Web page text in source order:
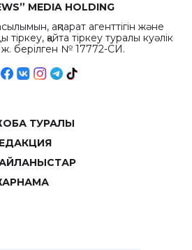
MEDIA HOLDING
ақпарат агенттігін және
қайта тіркеу туралы куәлік
ж. берілген № 17772-СИ.
ТУРАЛЫ